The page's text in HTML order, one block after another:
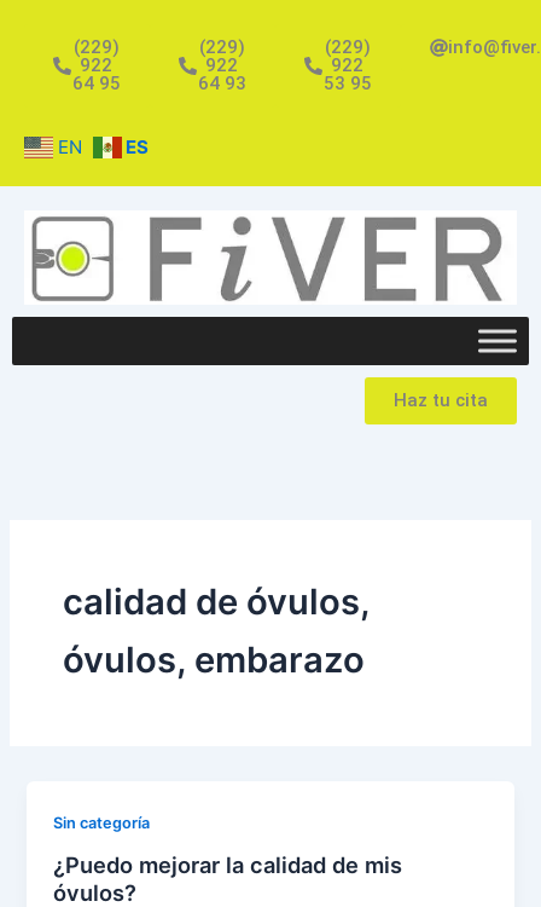
contenido
(229)
922
64 95
(229)
922
64 93
(229)
922
53 95
EN ES
Haz tu cita
calidad de óvulos,
óvulos, embarazo
Sin categoría
¿Puedo mejorar la calidad de mis
óvulos?